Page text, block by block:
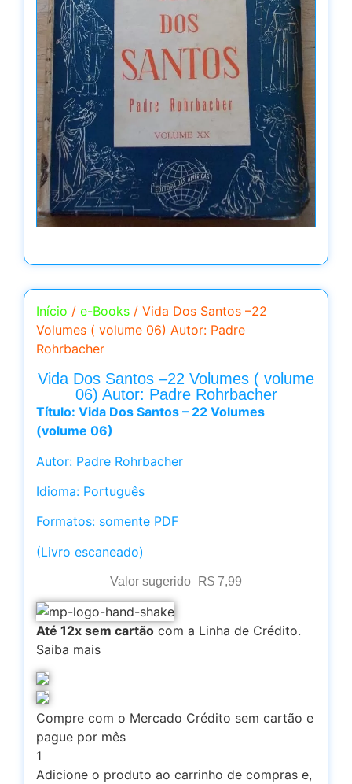
Início / e-Books / Vida Dos Santos –22
Volumes ( volume 06) Autor: Padre
Rohrbacher
Vida Dos Santos –22 Volumes ( volume
06) Autor: Padre Rohrbacher
Título: Vida Dos Santos – 22 Volumes
(volume 06)
Autor: Padre Rohrbacher
Idioma: Português
Formatos: somente PDF
(Livro escaneado)
Valor sugerido R$ 7,99
Até 12x sem cartão com a Linha de Crédito.
Saiba mais
Compre com o Mercado Crédito sem cartão e
pague por mês
1
Adicione o produto ao carrinho de compras e,